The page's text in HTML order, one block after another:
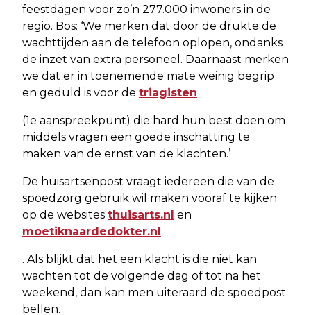
feestdagen voor zo’n 277.000 inwoners in de
regio. Bos: ‘We merken dat door de drukte de
wachttijden aan de telefoon oplopen, ondanks
de inzet van extra personeel. Daarnaast merken
we dat er in toenemende mate weinig begrip
en geduld is voor de triagisten
(1e aanspreekpunt) die hard hun best doen om
middels vragen een goede inschatting te
maken van de ernst van de klachten.’
De huisartsenpost vraagt iedereen die van de
spoedzorg gebruik wil maken vooraf te kijken
op de websites thuisarts.nl en
moetiknaardedokter.nl
. Als blijkt dat het een klacht is die niet kan
wachten tot de volgende dag of tot na het
weekend, dan kan men uiteraard de spoedpost
bellen.